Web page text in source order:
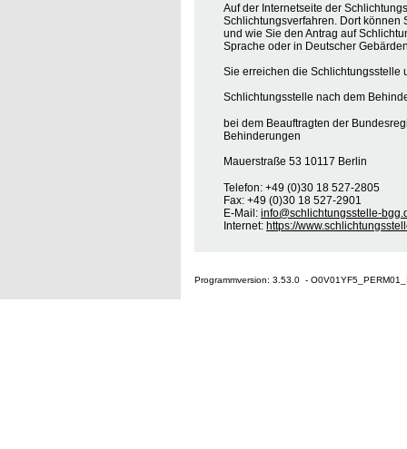
Auf der Internetseite der
Schlichtungsverfahren. Dort können
und wie Sie den Antrag auf
Sprache oder in Deutscher
Sie erreichen die Schlichtungsstelle
Schlichtungsstelle nach dem
bei dem Beauftragten der
Behinderungen
Mauerstraße 53 10117 Berlin
Telefon: +49 (0)30 18 527-2805
Fax: +49 (0)30 18 527-2901
E-Mail: info@schlichtungsstelle-
Internet: https://
Programmversion: 3.53.0 -